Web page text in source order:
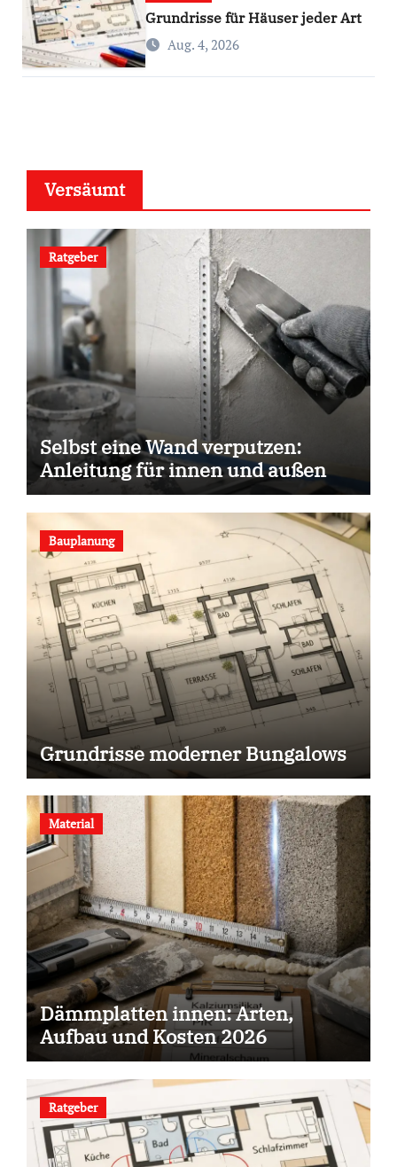
Grundrisse für Häuser jeder Art
Aug. 4, 2026
Versäumt
Ratgeber
Selbst eine Wand verputzen:
Anleitung für innen und außen
Bauplanung
Grundrisse moderner Bungalows
Material
Dämmplatten innen: Arten,
Aufbau und Kosten 2026
Ratgeber